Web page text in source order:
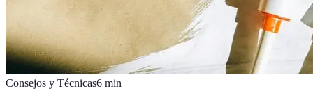
Consejos y Técnicas6 min